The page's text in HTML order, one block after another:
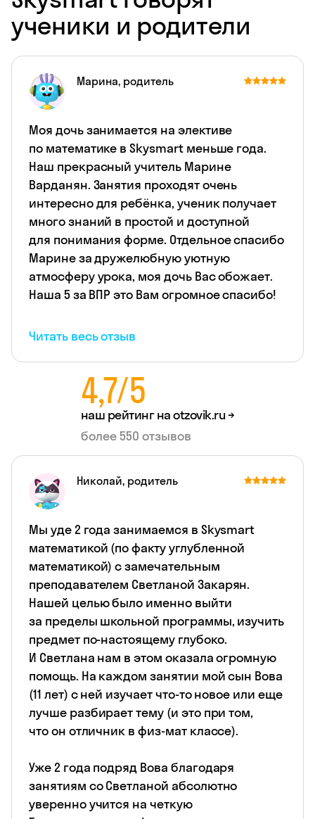
ученики и родители
Марина, родитель
Моя дочь занимается на элективе
по математике в Skysmart меньше года.
Наш прекрасный учитель Марине
Варданян. Занятия проходят очень
интересно для ребёнка, ученик получает
много знаний в простой и доступной
для понимания форме. Отдельное спасибо
Марине за дружелюбную уютную
атмосферу урока, моя дочь Вас обожает.
Наша 5 за ВПР это Вам огромное спасибо!
Читать весь отзыв
4,7/5
наш рейтинг наotzovik.ru →
более 550 отзывов
Николай, родитель
Мы уде 2 года занимаемся в Skysmart
математикой (по факту углубленной
математикой) с замечательным
преподавателем Светланой Закарян.
Нашей целью было именно выйти
за пределы школьной программы, изучить
предмет по-настоящему глубоко.
И Светлана нам в этом оказала огромную
помощь. На каждом занятии мой сын Вова
(11 лет) с ней изучает что-то новое или еще
лучше разбирает тему (и это при том,
что он отличник в физ-мат классе).
Уже 2 года подряд Вова благодаря
занятиям со Светланой абсолютно
уверенно учится на четкую